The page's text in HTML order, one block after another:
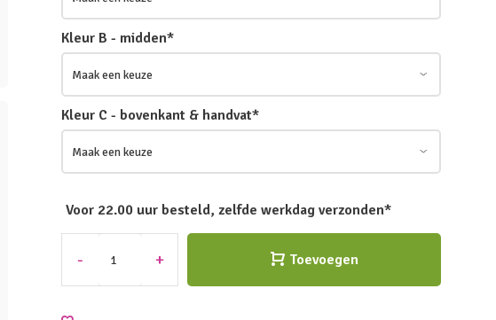
Kleur B - midden*
Kleur C - bovenkant & handvat*
Voor 22.00 uur besteld, zelfde werkdag verzonden*
- + Toevoegen